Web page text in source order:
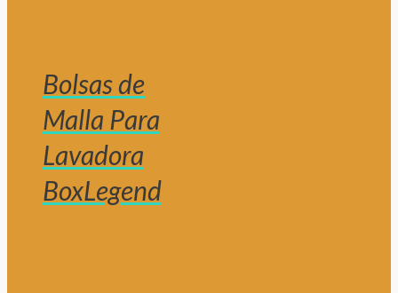
Bolsas de
Malla Para
Lavadora
BoxLegend